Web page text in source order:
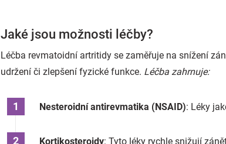
Jaké jsou možnosti léčby?
Léčba revmatoidní artritidy se zaměřuje na snížení
udržení či zlepšení fyzické funkce. Léčba zahrnuje:
Nesteroidní antirevmatika (NSAID): Léky
Kortikosteroidy: Tyto léky rychle snižují